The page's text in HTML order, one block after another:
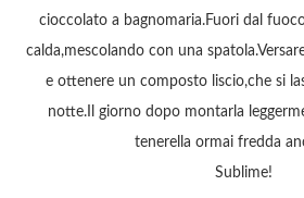
cioccolato a bagnomaria.Fuori dal
calda,mescolando con una
e ottenere un composto liscio,che si
notte.Il giorno dopo montarla
tenerella ormai fredda
Sublime!